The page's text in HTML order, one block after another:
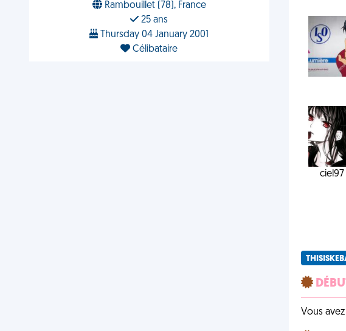
Rambouillet (78), France
25 ans
Thursday 04 January 2001
Célibataire
ciel97
Vous